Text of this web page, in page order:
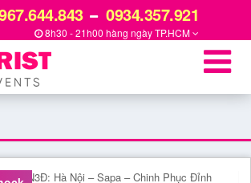
0934.357.921
8h30 - 21h00 hàng ngàyTP.HCM